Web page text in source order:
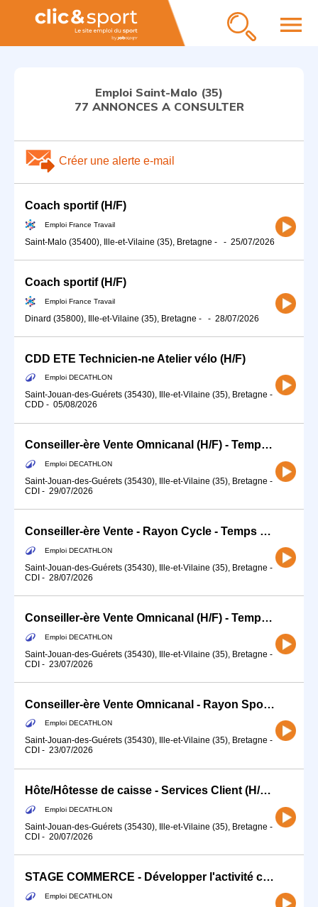
menu
Emploi Saint-Malo (35)
77 ANNONCES A CONSULTER
Créer une alerte e-mail
Coach sportif (H/F)
Emploi France Travail
Saint-Malo (35400), Ille-et-Vilaine (35), Bretagne - - 25/07/2026
Coach sportif (H/F)
Emploi France Travail
Dinard (35800), Ille-et-Vilaine (35), Bretagne - - 28/07/2026
CDD ETE Technicien-ne Atelier vélo (H/F)
Emploi DECATHLON
Saint-Jouan-des-Guérets (35430), Ille-et-Vilaine (35), Bretagne -
CDD - 05/08/2026
Conseiller-ère Vente Omnicanal (H/F) - Temps partiel
Emploi DECATHLON
Saint-Jouan-des-Guérets (35430), Ille-et-Vilaine (35), Bretagne -
CDI - 29/07/2026
Conseiller-ère Vente - Rayon Cycle - Temps partiel
Emploi DECATHLON
Saint-Jouan-des-Guérets (35430), Ille-et-Vilaine (35), Bretagne -
CDI - 28/07/2026
Conseiller-ère Vente Omnicanal (H/F) - Temps partiel - Rayon Sport d'Eau
Emploi DECATHLON
Saint-Jouan-des-Guérets (35430), Ille-et-Vilaine (35), Bretagne -
CDI - 23/07/2026
Conseiller-ère Vente Omnicanal - Rayon Sport d'Eau (H/F)
Emploi DECATHLON
Saint-Jouan-des-Guérets (35430), Ille-et-Vilaine (35), Bretagne -
CDI - 23/07/2026
Hôte/Hôtesse de caisse - Services Client (H/F) - Temps partiel 12H
Emploi DECATHLON
Saint-Jouan-des-Guérets (35430), Ille-et-Vilaine (35), Bretagne -
CDI - 20/07/2026
STAGE COMMERCE - Développer l'activité commerciale de ton sport (H/F)
Emploi DECATHLON